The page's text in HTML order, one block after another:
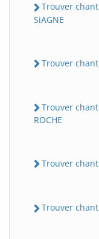
Trouver
SiAGNE
Trouver
Trouver
ROCHE
Trouver
Trouver